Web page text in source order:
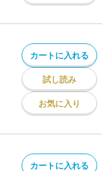
カートに入れる
試し読み
お気に入り
カートに入れる